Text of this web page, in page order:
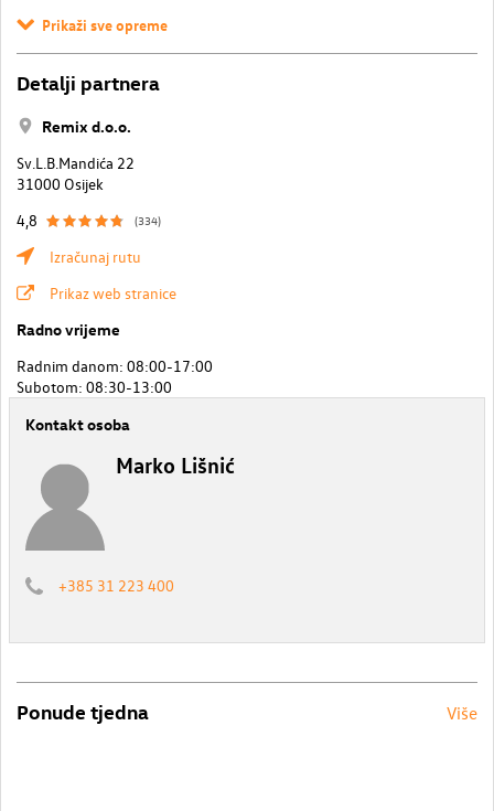
Prikaži sve opreme
Detalji partnera
Remix d.o.o.
Sv.L.B.Mandića 22
31000 Osijek
4,8
(334)
Izračunaj rutu
Prikaz web stranice
Radno vrijeme
Radnim danom: 08:00-17:00
Subotom: 08:30-13:00
Kontakt osoba
Marko Lišnić
+385 31 223 400
Ponude tjedna Više